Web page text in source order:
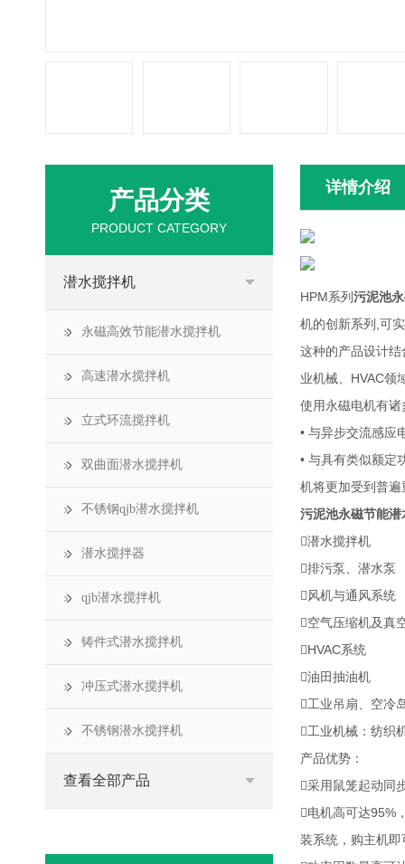
详情介绍
HPM系列污泥池
机的创新系列,可
这种的产品设计
业机械、HVAC领
使用永磁电机有
• 与异步交流感应
• 与具有类似额定
机将更加受到普遍
污泥池永磁节能
潜水搅拌机
排污泵、潜水泵
风机与通风系统
空气压缩机及真
HVAC系统
油田抽油机
工业吊扇、空冷
工业机械：纺织
产品优势：
采用鼠笼起动同
电机高可达95%
装系统，购主机
产品分类
PRODUCT CATEGORY
潜水搅拌机
永磁高效节能潜水搅拌机
高速潜水搅拌机
立式环流搅拌机
双曲面潜水搅拌机
不锈钢qjb潜水搅拌机
潜水搅拌器
qjb潜水搅拌机
铸件式潜水搅拌机
冲压式潜水搅拌机
不锈钢潜水搅拌机
查看全部产品